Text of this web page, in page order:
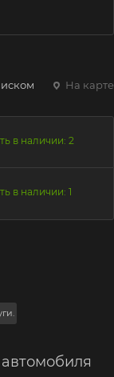
На карте
в наличии: 2
в наличии: 1